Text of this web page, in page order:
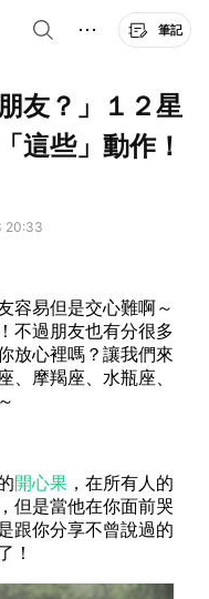
筆記
友？」１２星
這些」動作！
20:33
容易但是交心難啊～
不過朋友也有分很多
放心裡嗎？讓我們來
、摩羯座、水瓶座、
開心果 ，在所有人的
但是當他在你面前哭
跟你分享不曾說過的
！